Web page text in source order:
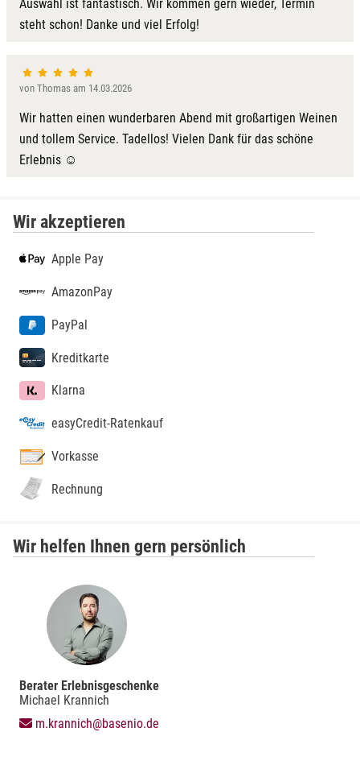
Auswahl ist fantastisch. Wir kommen gern wieder, Termin
steht schon! Danke und viel Erfolg!
von Thomas am 14.03.2026
Wir hatten einen wunderbaren Abend mit großartigen Weinen
und tollem Service. Tadellos! Vielen Dank für das schöne
Erlebnis ☺️
Wir akzeptieren
Apple Pay
AmazonPay
PayPal
Kreditkarte
Klarna
easyCredit-Ratenkauf
Vorkasse
Rechnung
Wir helfen Ihnen gern persönlich
Berater Erlebnisgeschenke
Michael Krannich
m.krannich@basenio.de